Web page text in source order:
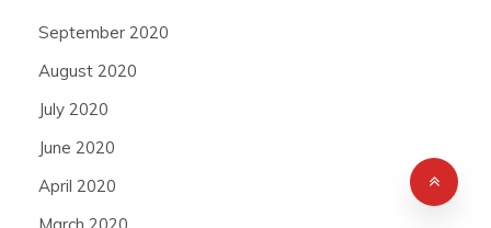
September 2020
August 2020
July 2020
June 2020
April 2020